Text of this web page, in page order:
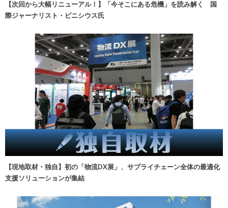
【次回から大幅リニューアル！】「今そこにある危機」を読み解く 国
際ジャーナリスト・ビニシウス氏
【現地取材・独自】初の「物流DX展」、サプライチェーン全体の最適化
支援ソリューションが集結